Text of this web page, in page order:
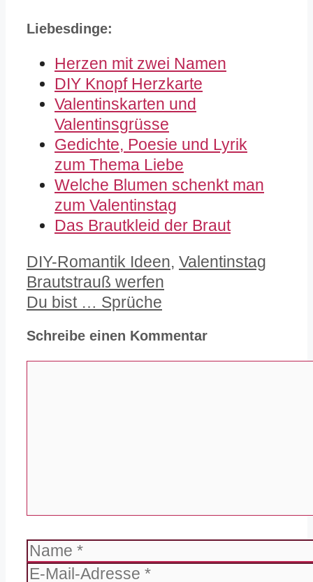
Liebesdinge:
Herzen mit zwei Namen
DIY Knopf Herzkarte
Valentinskarten und
Valentinsgrüsse
Gedichte, Poesie und Lyrik
zum Thema Liebe
Welche Blumen schenkt man
zum Valentinstag
Das Brautkleid der Braut
Kategorien
DIY-Romantik Ideen, Valentinstag
Brautstrauß werfen
Du bist … Sprüche
Schreibe einen Kommentar
Name
E-